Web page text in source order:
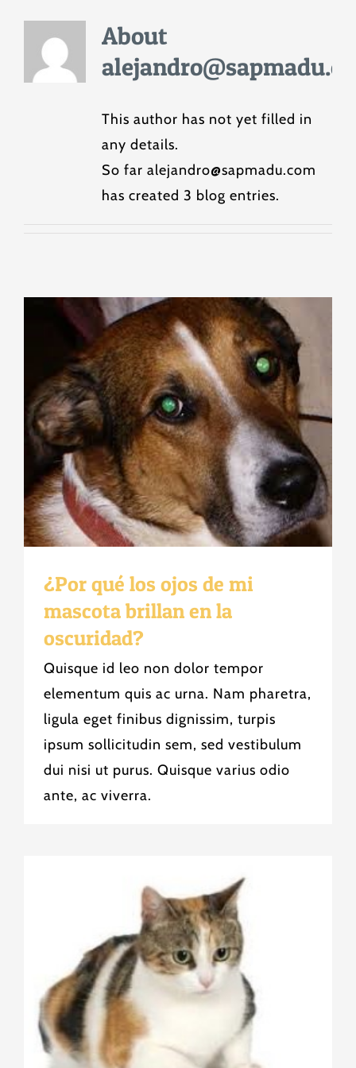
About
This author has not yet filled in
any details.
So far alejandro@sapmadu.com
has created 3 blog entries.
¿Por qué los ojos de mi
mascota brillan en la
oscuridad?
Quisque id leo non dolor tempor
elementum quis ac urna. Nam pharetra,
ligula eget finibus dignissim, turpis
ipsum sollicitudin sem, sed vestibulum
dui nisi ut purus. Quisque varius odio
ante, ac viverra.